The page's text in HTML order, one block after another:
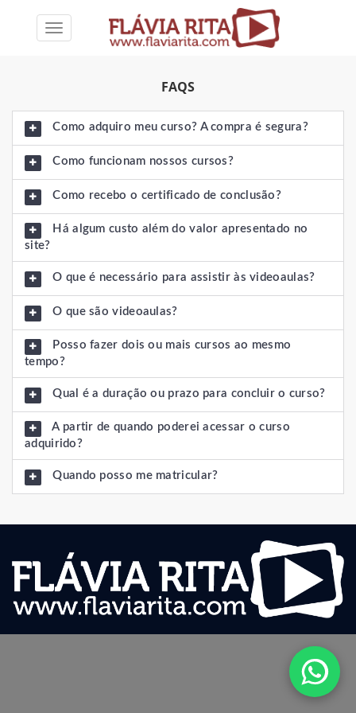
Toggle
FAQS
Como adquiro meu curso? A compra é segura?
Como funcionam nossos cursos?
Como recebo o certificado de conclusão?
Há algum custo além do valor apresentado no
site?
O que é necessário para assistir às videoaulas?
O que são videoaulas?
Posso fazer dois ou mais cursos ao mesmo
tempo?
Qual é a duração ou prazo para concluir o curso?
A partir de quando poderei acessar o curso
adquirido?
Quando posso me matricular?